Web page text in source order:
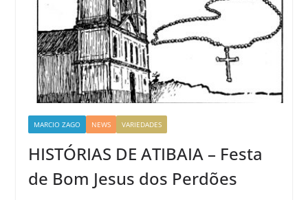
MARCIO ZAGO NEWS VARIEDADES
HISTÓRIAS DE ATIBAIA – Festa
de Bom Jesus dos Perdões